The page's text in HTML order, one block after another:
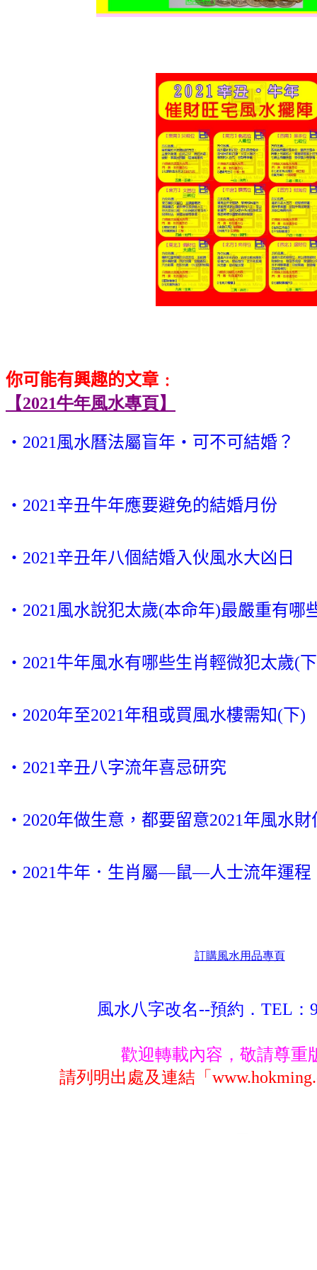
你可能有興趣的文章﹕
【2021牛年風水專頁】
‧2021風水曆法屬盲年‧可不可結婚？
‧2021辛丑牛年應要避免的結婚月份
‧2021辛丑年八個結婚入伙風水大凶日
‧2021風水說犯太歲(本命年)最嚴重有哪
‧2021牛年風水有哪些生肖輕微犯太歲(
‧2020年至2021年租或買風水樓需知(下)
‧2021辛丑八字流年喜忌研究
‧2020年做生意，都要留意2021年風水財
‧2021牛年．生肖屬—鼠—人士流年運程
訂購風水用品專頁
風水八字改名--預約．TEL：
歡迎轉載內容，敬請尊重
請列明出處及連結「